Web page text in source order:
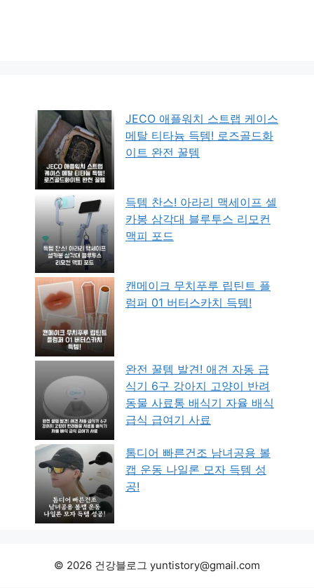
JECO 애플워치 스트랩 케이스
메탈 티타늄 득템! 로즈골드화
이트 완전 꿀템
득템 찬스! 아라리 맥세이프 셀
카봉 삼각대 블루투스 리모컨
맥피 포드
캔메이크 무치푸루 립틴트 플
럼퍼 01 버터스카치 득템!
완전 꿀템 발견! 애견 자동 급
식기 6구 강아지 고양이 반려
동물 사료통 배식기 자율 배식
급식 급여기 사료
톰디어 빠른건조 남녀공용 볼
캡 운동 나일론 모자 득템 성
공!
© 2026 건강블로그 yuntistory@gmail.com